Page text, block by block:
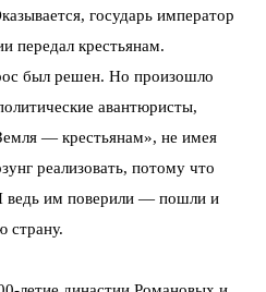
государь император
передал крестьянам.
был решен. Но произошло
авантюристы,
— крестьянам», не имея
реализовать, потому что
ведь им поверили — пошли и
страну.